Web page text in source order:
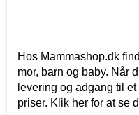
Hos Mammashop.dk
mor, barn og baby. Når
levering og adgang til
priser. Klik her for at se